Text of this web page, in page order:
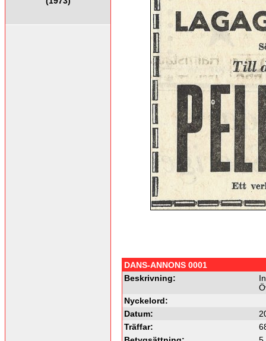
DANS-ANNONS 0001
Beskrivning:
Nyckelord:
Datum:
Träffar: